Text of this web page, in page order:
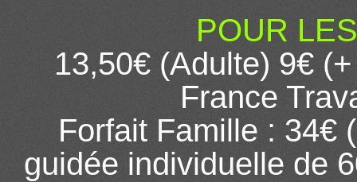
POUR
13,50€ (Adulte) 9€
France
Forfait Famille : 34€
guidée individuelle de